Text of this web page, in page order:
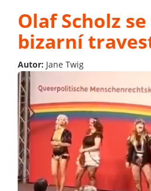
Olaf Scholz
bizarní
Autor: Jane Twig